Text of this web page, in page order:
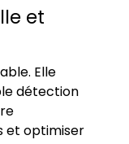
et
Elle
détection
et optimiser